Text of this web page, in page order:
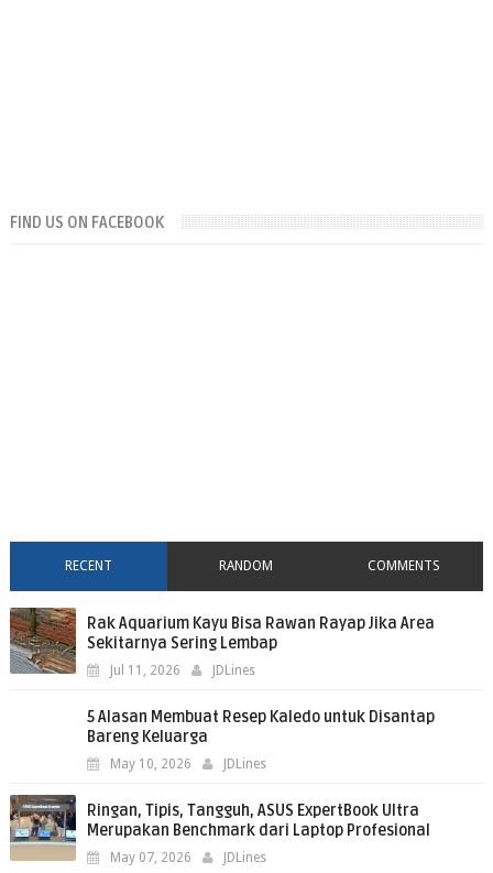
FIND US ON FACEBOOK
RECENT RANDOM COMMENTS
Rak Aquarium Kayu Bisa Rawan Rayap Jika Area
Sekitarnya Sering Lembap
Jul 11, 2026 JDLines
5 Alasan Membuat Resep Kaledo untuk Disantap
Bareng Keluarga
May 10, 2026 JDLines
Ringan, Tipis, Tangguh, ASUS ExpertBook Ultra
Merupakan Benchmark dari Laptop Profesional
May 07, 2026 JDLines